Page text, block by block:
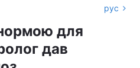
рус
для
дав